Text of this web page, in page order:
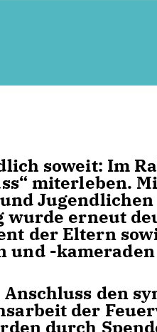
soweit: Im
miterleben.
erneut
der Eltern
und -
den
der
durch